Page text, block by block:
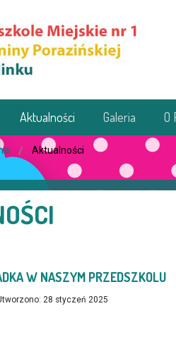
Aktualności Galeria O
Aktualności
W NASZYM PRZEDSZKOLU
28 styczeń 2025